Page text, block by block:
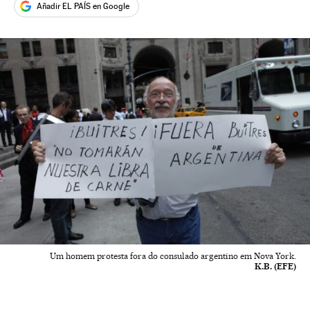
Añadir EL PAÍS en Google
Um homem protesta fora do consulado argentino em Nova York.
K.B. (EFE)